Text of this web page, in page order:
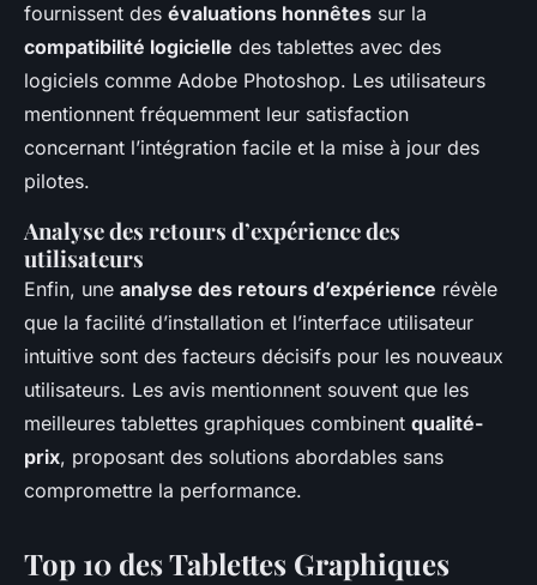
fournissent des évaluations honnêtes sur la
compatibilité logicielle des tablettes avec des
logiciels comme Adobe Photoshop. Les utilisateurs
mentionnent fréquemment leur satisfaction
concernant l’intégration facile et la mise à jour des
pilotes.
Analyse des retours d’expérience des
utilisateurs
Enfin, une analyse des retours d’expérience révèle
que la facilité d’installation et l’interface utilisateur
intuitive sont des facteurs décisifs pour les nouveaux
utilisateurs. Les avis mentionnent souvent que les
meilleures tablettes graphiques combinent qualité-
prix, proposant des solutions abordables sans
compromettre la performance.
Top 10 des Tablettes Graphiques